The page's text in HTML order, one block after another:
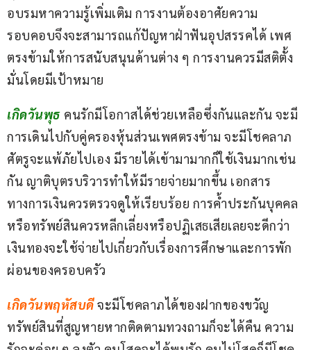
อบรมหาความรู้เพิ่มเติม การงานต้องอาศัยความ
รอบคอบจึงจะสามารถแก้ปัญหาฝ่าฟันอุปสรรคได้ เพศ
ตรงข้ามให้การสนับสนุนด้านต่าง ๆ การงานควรมีสติตั้ง
มั่นโดยมีเป้าหมาย
เกิดวันพุธ คนรักมีโอกาสได้ช่วยเหลือซึ่งกันและกัน จะมี
การเดินไปกับคู่ครองหุ้นส่วนเพศตรงข้าม จะมีโชคลาภ
ศัตรูจะแพ้ภัยไปเอง มีรายได้เข้ามามากก็ใช้เงินมากเช่น
กัน ญาติบุตรบริวารทำให้มีรายจ่ายมากขึ้น เอกสาร
ทางการเงินควรตรวจดูให้เรียบร้อย การค้ำประกันบุคคล
หรือทรัพย์สินควรหลีกเลี่ยงหรือปฏิเสธเสียเลยจะดีกว่า
เงินทองจะใช้จ่ายไปเกี่ยวกับเรื่องการศึกษาและการพัก
ผ่อนของครอบครัว
เกิดวันพฤหัสบดีจะมีโชคลาภได้ของฝากของขวัญ
ทรัพย์สินที่สูญหายหากติดตามทวงถามก็จะได้คืน ความ